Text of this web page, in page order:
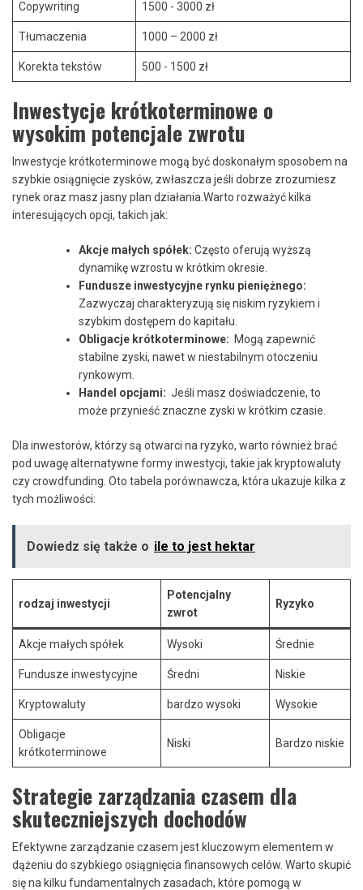
Copywriting 1500 ⁢- ‌3000 zł
Tłumaczenia 1000 – 2000 zł
Korekta tekstów 500 ⁤- 1500 zł
Inwestycje krótkoterminowe o
wysokim potencjale zwrotu
Inwestycje krótkoterminowe mogą być doskonałym sposobem na
szybkie osiągnięcie zysków, ​zwłaszcza jeśli dobrze zrozumiesz
rynek oraz masz ⁢jasny plan działania.Warto rozważyć ⁤kilka
interesujących opcji, takich jak:
Akcje małych spółek: Często⁤ oferują wyższą‍
dynamikę ⁣wzrostu w krótkim okresie.
Fundusze inwestycyjne rynku pieniężnego:
Zazwyczaj charakteryzują się niskim ryzykiem i
szybkim⁢ dostępem⁣ do kapitału.
Obligacje krótkoterminowe: ⁢ Mogą zapewnić
stabilne zyski,⁢ nawet w niestabilnym otoczeniu
rynkowym.
Handel⁣ opcjami: ⁣ Jeśli masz doświadczenie, to
może przynieść znaczne zyski w krótkim czasie.
Dla ⁢inwestorów, ⁣którzy są otwarci ⁢na ryzyko, warto również brać
pod uwagę alternatywne formy inwestycji, takie⁤ jak ⁢kryptowaluty
czy⁣ crowdfunding. Oto tabela porównawcza, ​która ⁣ukazuje ⁤kilka z
tych możliwości:
Dowiedz się także o ile to jest hektar
rodzaj inwestycji
Potencjalny
zwrot
Ryzyko
Akcje małych spółek Wysoki Średnie
Fundusze inwestycyjne Średni Niskie
Kryptowaluty bardzo wysoki Wysokie
Obligacje
krótkoterminowe
Niski Bardzo niskie
Strategie zarządzania czasem dla
‍skuteczniejszych dochodów
Efektywne ⁤zarządzanie czasem jest kluczowym elementem w⁢
dążeniu do ‌szybkiego osiągnięcia finansowych celów. ⁣Warto ⁤skupić
się na kilku fundamentalnych⁢ zasadach, które⁤ pomogą​ w